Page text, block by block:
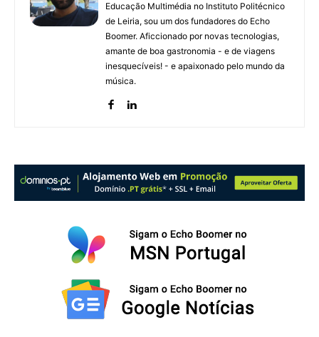
Educação Multimédia no Instituto Politécnico
de Leiria, sou um dos fundadores do Echo
Boomer. Aficcionado por novas tecnologias,
amante de boa gastronomia - e de viagens
inesquecíveis! - e apaixonado pelo mundo da
música.